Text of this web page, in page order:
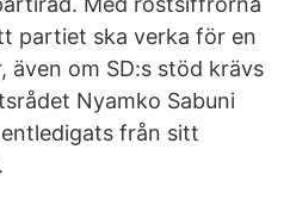
partiet ska verka för en
även om SD:s stöd krävs
Nyamko Sabuni
från sitt